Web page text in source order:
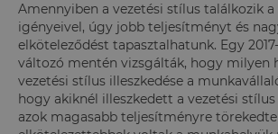
Amennyiben a vezetési stílus találkozik
igényeivel, úgy jobb teljesítményt és
elköteleződést tapasztalhatunk. Egy
változó mentén vizsgálták, hogy milyen
vezetési stílus illeszkedése a
hogy akiknél illeszkedett a vezetési stílus
azok magasabb teljesítményre